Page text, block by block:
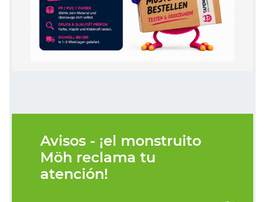
Avisos - ¡el monstruito
Möh reclama tu
atención!